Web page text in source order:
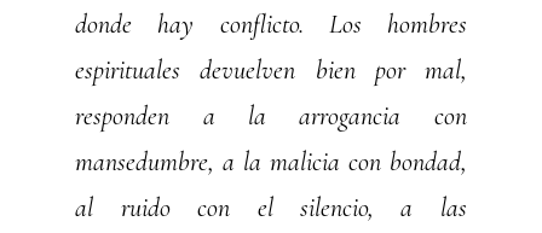
donde hay conflicto. Los hombres
espirituales devuelven bien por mal,
responden a la arrogancia con
mansedumbre, a la malicia con bondad,
al ruido con el silencio, a las